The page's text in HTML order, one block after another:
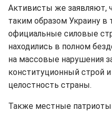
Активисты же заявляют,
таким образом Украину в
официальные силовые
находились в полном
на массовые нарушения
конституционный строй
целостность страны.
Также местные патриоты